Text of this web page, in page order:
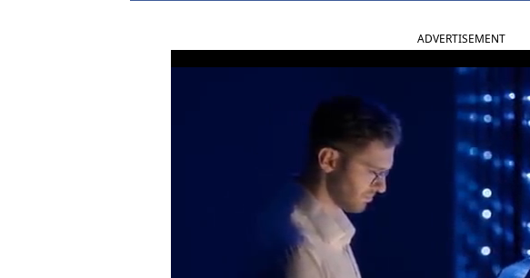
ADVERTISEMENT